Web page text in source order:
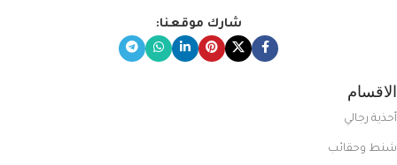
شارك موقعنا:
الاقسام
أحذية رجالي
شنط وحقائب